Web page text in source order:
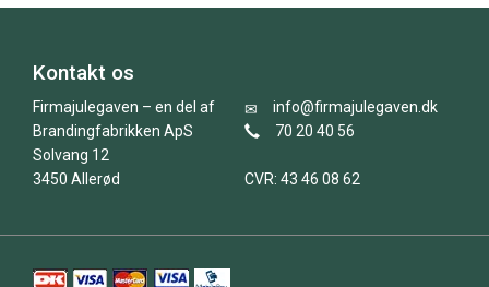
Kontakt os
Firmajulegaven – en del af
Brandingfabrikken ApS
Solvang 12
3450 Allerød
info@firmajulegaven.dk
70 20 40 56
CVR: 43 46 08 62